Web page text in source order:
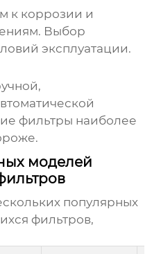
к коррозии и
Выбор
эксплуатации.
фильтры наиболее
моделей
популярных
фильтров,